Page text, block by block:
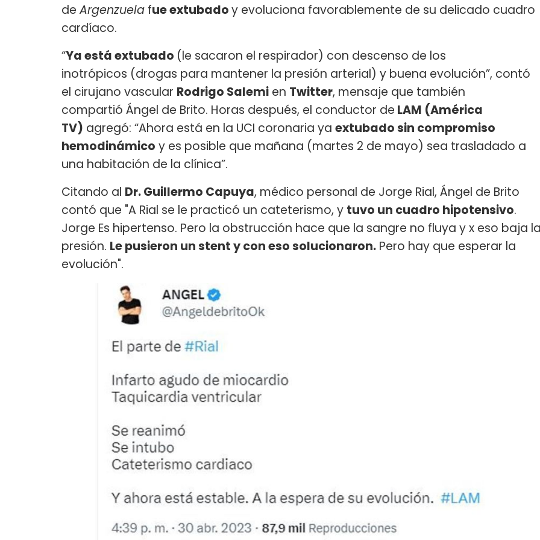
deArgenzuela fue extubadoy evoluciona favorablemente de su delicado cuadro
cardíaco.
“Ya está extubado (le sacaron el respirador) con descenso de los
inotrópicos (drogas para mantener la presión arterial) y buena evolución”, contó
el cirujano vascular Rodrigo Salemi en Twitter, mensaje que también
compartió Ángel de Brito. Horas después, el conductor de LAM (América
TV) agregó: “Ahora está en la UCI coronaria ya extubado sin compromiso
hemodinámico y es posible que mañana (martes 2 de mayo) sea trasladado a
una habitación de la clínica”.
Citando al Dr. Guillermo Capuya, médico personal de Jorge Rial, Ángel de Brito
contó que "A Rial se le practicó un cateterismo, y tuvo un cuadro hipotensivo.
Jorge Es hipertenso. Pero la obstrucción hace que la sangre no fluya y x eso baja
presión. Le pusieron un stent y con eso solucionaron. Pero hay que esperar la
evolución".